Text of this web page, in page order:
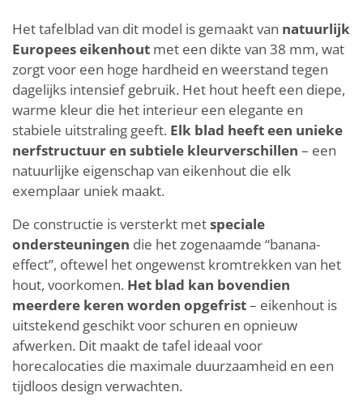
Het tafelblad van dit model is gemaakt van natuurlijk
Europees eikenhout met een dikte van 38 mm, wat
zorgt voor een hoge hardheid en weerstand tegen
dagelijks intensief gebruik. Het hout heeft een diepe,
warme kleur die het interieur een elegante en
stabiele uitstraling geeft. Elk blad heeft een unieke
nerfstructuur en subtiele kleurverschillen – een
natuurlijke eigenschap van eikenhout die elk
exemplaar uniek maakt.
De constructie is versterkt metspeciale
ondersteuningen die het zogenaamde “banana-
effect”, oftewel het ongewenst kromtrekken van het
hout, voorkomen. Het blad kan bovendien
meerdere keren worden opgefrist– eikenhout is
uitstekend geschikt voor schuren en opnieuw
afwerken. Dit maakt de tafel ideaal voor
horecalocaties die maximale duurzaamheid en een
tijdloos design verwachten.